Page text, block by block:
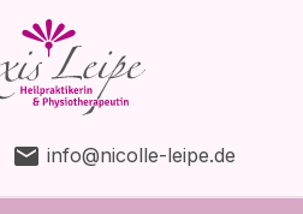
email info@nicolle-leipe.de